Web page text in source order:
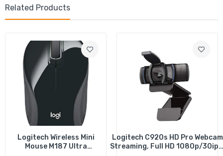
Related Products
Logitech Wireless Mini
Mouse M187 Ultra
Logitech C920s HD Pro Webcam
Streaming, Full HD 1080p/